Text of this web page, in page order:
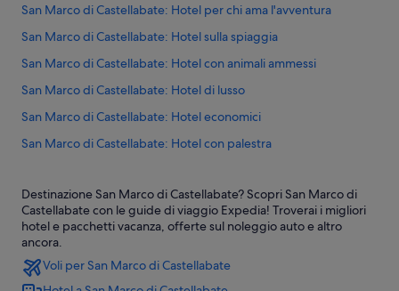
San Marco di Castellabate: Hotel per chi ama l'avventura
San Marco di Castellabate: Hotel sulla spiaggia
San Marco di Castellabate: Hotel con animali ammessi
San Marco di Castellabate: Hotel di lusso
San Marco di Castellabate: Hotel economici
San Marco di Castellabate: Hotel con palestra
San Marco di Castellabate: Hotel con bar
San Marco di Castellabate: Resort e hotel con spa
Santa Maria di Castellabate: Hotel di lusso
Santa Maria di Castellabate: Hotel per chi ama l'avventura
Destinazione San Marco di Castellabate? Scopri San Marco di
Castellabate con le guide di viaggio Expedia! Troverai i migliori
hotel e pacchetti vacanza, offerte sul noleggio auto e altro
ancora.
Voli per San Marco di Castellabate